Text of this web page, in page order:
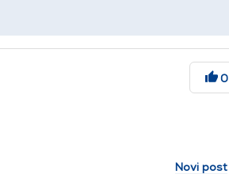
0
Novi post